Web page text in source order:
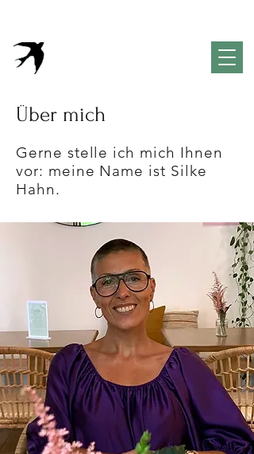
Über mich
Gerne stelle ich mich Ihnen
vor: meine Name ist Silke
Hahn.